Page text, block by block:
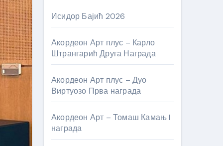
Исидор Бајић 2026
Акордеон Арт плус – Карло
Штрангарић Друга Награда
Акордеон Арт плус – Дуо
Виртуозо Прва награда
Акордеон Арт – Томаш Камањ I
награда